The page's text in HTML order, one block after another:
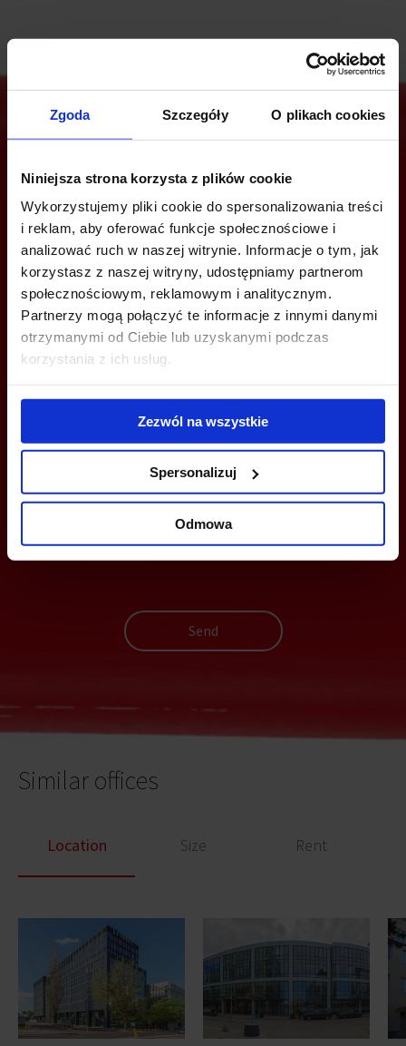
Zgoda Szczegóły O plikach cookies
Niniejsza strona korzysta z plików cookie
Wykorzystujemy pliki cookie do spersonalizowania treści
i reklam, aby oferować funkcje społecznościowe i
analizować ruch w naszej witrynie. Informacje o tym, jak
korzystasz z naszej witryny, udostępniamy partnerom
społecznościowym, reklamowym i analitycznym.
Partnerzy mogą połączyć te informacje z innymi danymi
otrzymanymi od Ciebie lub uzyskanymi podczas
korzystania z ich usług.
Zezwól na wszystkie
Spersonalizuj
Odmowa
Are you interested in this offer?
CALL US AND FIND OUT MORE
+48 22 167 04 00
info@officefinder.pl
YOU CAN LEAVE YOUR PHONE NUMBER AND WE WILL CONTACT
Send
Similar offices
Location Size Rent